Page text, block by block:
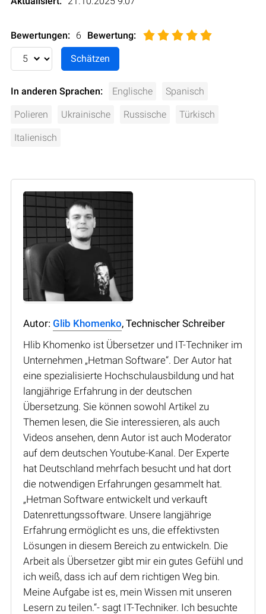
Bewertungen: 6 Bewertung:
In anderen Sprachen: Englische Spanisch
Polieren Ukrainische Russische Türkisch
Italienisch
Autor: Glib Khomenko, Technischer Schreiber
Hlib Khomenko ist Übersetzer und IT-Techniker im
Unternehmen „Hetman Software“. Der Autor hat
eine spezialisierte Hochschulausbildung und hat
langjährige Erfahrung in der deutschen
Übersetzung. Sie können sowohl Artikel zu
Themen lesen, die Sie interessieren, als auch
Videos ansehen, denn Autor ist auch Moderator
auf dem deutschen Youtube-Kanal. Der Experte
hat Deutschland mehrfach besucht und hat dort
die notwendigen Erfahrungen gesammelt hat.
„Hetman Software entwickelt und verkauft
Datenrettungssoftware. Unsere langjährige
Erfahrung ermöglicht es uns, die effektivsten
Lösungen in diesem Bereich zu entwickeln. Die
Arbeit als Übersetzer gibt mir ein gutes Gefühl und
ich weiß, dass ich auf dem richtigen Weg bin.
Meine Aufgabe ist es, mein Wissen mit unseren
Lesern zu teilen.“- sagt IT-Techniker. Ich besuchte